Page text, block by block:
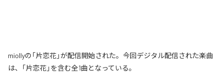
miollyの「片恋花」が配信開始された。今回デジタル配信された楽曲
は、「片恋花」を含む全1曲となっている。